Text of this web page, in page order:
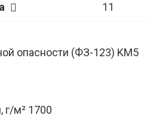
11
опасности (ФЗ-123) KM5
г/м² 1700